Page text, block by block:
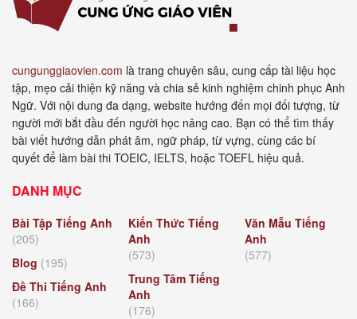
cungunggiaovien.com là trang chuyên sâu, cung cấp tài liệu học
tập, mẹo cải thiện kỹ năng và chia sẻ kinh nghiệm chinh phục Anh
Ngữ. Với nội dung đa dạng, website hướng đến mọi đối tượng, từ
người mới bắt đầu đến người học nâng cao. Bạn có thể tìm thấy
bài viết hướng dẫn phát âm, ngữ pháp, từ vựng, cùng các bí
quyết để làm bài thi TOEIC, IELTS, hoặc TOEFL hiệu quả.
DANH MỤC
Bài Tập Tiếng Anh
(205)
Blog (195)
Đề Thi Tiếng Anh
(166)
Kiến Thức Tiếng
Anh
(573)
Trung Tâm Tiếng
Anh
(176)
Văn Mẫu Tiếng
Anh
(577)